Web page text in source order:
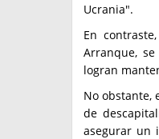
Ucrania".
En
Arranque,
logran
No obstante,
de
asegurar un